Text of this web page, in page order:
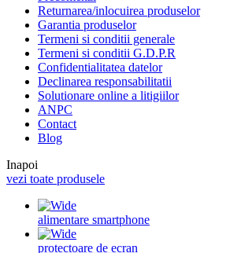
Returnarea/inlocuirea produselor
Garantia produselor
Termeni si conditii generale
Termeni si conditii G.D.P.R
Confidentialitatea datelor
Declinarea responsabilitatii
Solutionare online a litigiilor
ANPC
Contact
Blog
Inapoi
vezi toate produsele
alimentare smartphone
protectoare de ecran